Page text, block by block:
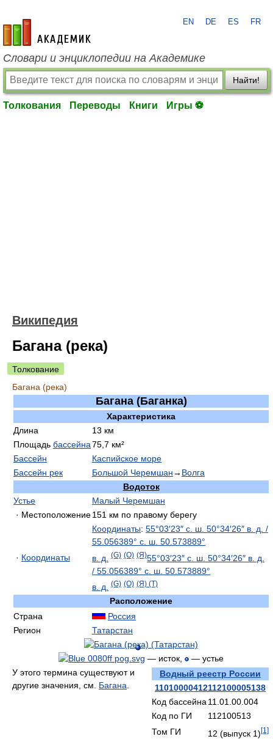
academic.ru
EN DE ES FR
Словари и энциклопедии на Академике
Найти!
Толкования Переводы Книги Игры ⚽
Википедия
Багана (река)
Толкование
Багана (река)
Багана (Баганка)
Характеристика
Длина
13 км
Площадь бассейна75,7 км²
Бассейн
Каспийское море
Бассейн рек
Большой Черемшан→ Волга
Водоток
Устье
Малый Черемшан
· Местоположение151 км по правому берегу
· Координаты
Координаты: 55°03′23″ с. ш. 50°34′26″ в. д. /
55.056389° с. ш. 50.573889°
в. д.
(G) (O) (Я)55°03′23″ с. ш. 50°34′26″ в. д.
/ 55.056389° с. ш. 50.573889°
в. д. (G) (O) (Я) (T)
Расположение
Страна
Россия
Регион
Татарстан
— исток,
— устье
Водный реестр России
11010000412112100005138
Код бассейна 11.01.00.004
Код по ГИ
112100513
Том ГИ
12 (выпуск 1)[1]
У этого термина существуют и
другие значения, см. Багана